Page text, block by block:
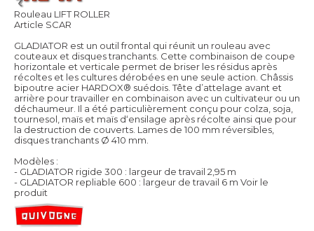
Rouleau LIFT ROLLER
Article SCAR
GLADIATOR est un outil frontal qui réunit un rouleau avec
couteaux et disques tranchants. Cette combinaison de coupe
horizontale et verticale permet de briser les résidus après
récoltes et les cultures dérobées en une seule action. Châssis
bipoutre acier HARDOX® suédois. Tête d’attelage avant et
arrière pour travailler en combinaison avec un cultivateur ou un
déchaumeur. Il a été particulièrement conçu pour colza, soja,
tournesol, maïs et maïs d‘ensilage après récolte ainsi que pour
la destruction de couverts. Lames de 100 mm réversibles,
disques tranchants Ø 410 mm.
Modèles :
- GLADIATOR rigide 300 : largeur de travail 2,95 m
- GLADIATOR repliable 600 : largeur de travail 6 m Voir le
produit